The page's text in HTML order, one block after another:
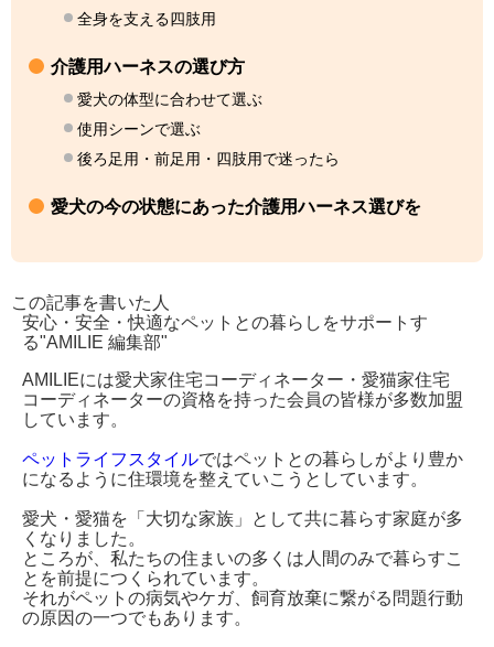
全身を支える四肢用
介護用ハーネスの選び方
愛犬の体型に合わせて選ぶ
使用シーンで選ぶ
後ろ足用・前足用・四肢用で迷ったら
愛犬の今の状態にあった介護用ハーネス選びを
この記事を書いた人
安心・安全・快適なペットとの暮らしをサポートす
る"AMILIE 編集部"
AMILIEには愛犬家住宅コーディネーター・愛猫家住宅
コーディネーターの資格を持った会員の皆様が多数加盟
しています。
ペットライフスタイルではペットとの暮らしがより豊か
になるように住環境を整えていこうとしています。
愛犬・愛猫を「大切な家族」として共に暮らす家庭が多
くなりました。
ところが、私たちの住まいの多くは人間のみで暮らすこ
とを前提につくられています。
それがペットの病気やケガ、飼育放棄に繋がる問題行動
の原因の一つでもあります。